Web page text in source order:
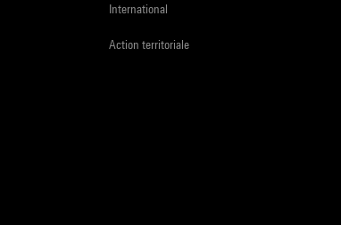
International
Action territoriale